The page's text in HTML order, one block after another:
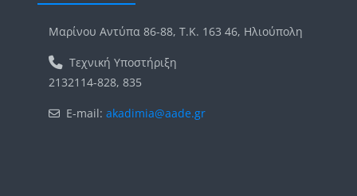
Μαρίνου Αντύπα 86-88, Τ.Κ. 163 46, Ηλιούπολη
Τεχνική Υποστήριξη
2132114-828, 835
E-mail: akadimia@aade.gr